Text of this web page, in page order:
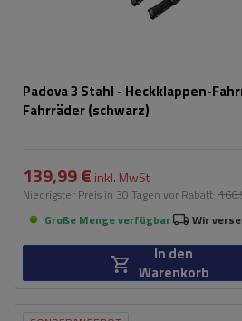
Padova 3 Stahl - Heckklappen-
Fahrräder (schwarz)
139,99 € inkl. MwSt
Niedrigster Preis in 30 Tagen vor Rabatt:
Große Menge verfügbar
Wir
In den
Warenkorb